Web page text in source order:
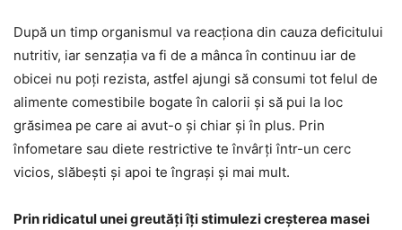
După un timp organismul va reacționa din cauza deficitului
nutritiv, iar senzația va fi de a mânca în continuu iar de
obicei nu poți rezista, astfel ajungi să consumi tot felul de
alimente comestibile bogate în calorii și să pui la loc
grăsimea pe care ai avut-o și chiar și în plus. Prin
înfometare sau diete restrictive te învârți într-un cerc
vicios, slăbești și apoi te îngrași și mai mult.
Prin ridicatul unei greutăți îți stimulezi creșterea masei